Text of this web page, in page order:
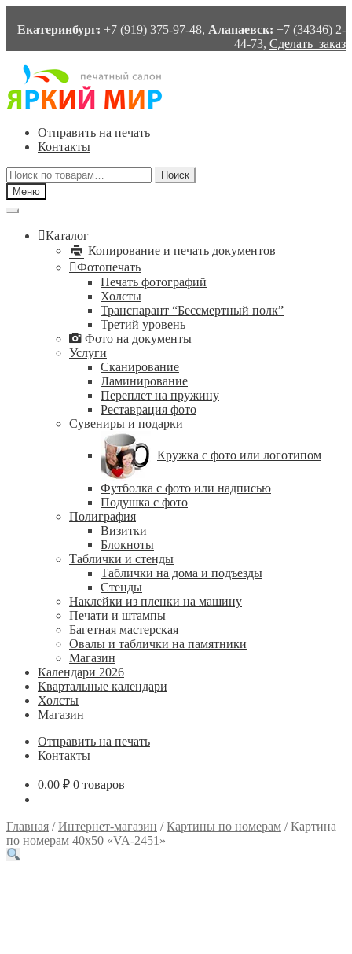
Екатеринбург: +7 (919) 375-97-48, Алапаевск: +7 (34346) 2-
44-73, Сделать заказ
Перейти
навигации
Перейти
содержимому
Отправить на печать
Контакты
Искать:
Поиск
Меню
Каталог
Копирование и печать документов
Фотопечать
Печать фотографий
Холсты
Транспарант “Бессмертный полк”
Третий уровень
Фото на документы
Услуги
Сканирование
Ламинирование
Переплет на пружину
Реставрация фото
Сувениры и подарки
Кружка с фото или логотипом
Футболка с фото или надписью
Подушка с фото
Полиграфия
Визитки
Блокноты
Таблички и стенды
Таблички на дома и подъезды
Стенды
Наклейки из пленки на машину
Печати и штампы
Багетная мастерская
Овалы и таблички на памятники
Магазин
Календари 2026
Квартальные календари
Холсты
Магазин
Отправить на печать
Контакты
0.00 ₽ 0 товаров
Главная /Интернет-магазин /Картины по номерам /Картина
по номерам 40х50 «VA-2451»